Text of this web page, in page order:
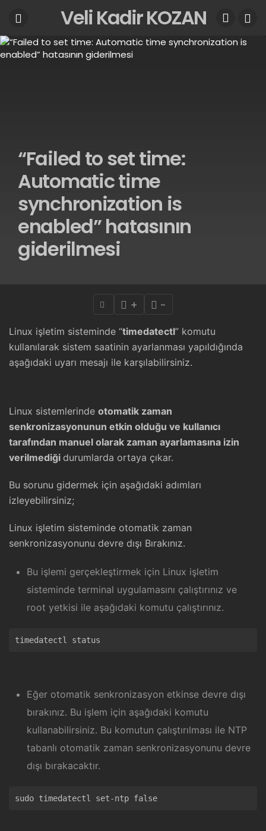
Veli Kadir KOZAN
“Failed to set time:
Automatic time
synchronization is
enabled” hatasının
giderilmesi
+ -
Linux işletim sisteminde “timedatectl” komutu
kullanılarak sistem saatinin ayarlanması yapıldığında
aşağıdaki uyarı mesajı ile karşılabilirsiniz.
Linux sistemlerinde otomatik zaman
senkronizasyonunun etkin olduğu ve kullanıcı
tarafından manuel olarak zaman ayarlamasına izin
verilmediği durumlarda ortaya çıkar.
Bu sorunu gidermek için aşağıdaki adımları
izleyebilirsiniz;
Linux işletim sisteminde otomatik zaman
senkronizasyonunu devre dışı Bırakınız.
Bu işlemi gerçekleştirmek için Linux işletim
sisteminde terminal uygulamasını çalıştırınız ve
root yetkisi ile aşağıdaki komutu çalıştırınız.
Eğer otomatik senkronizasyon etkinse devre dışı
bırakınız. Bu işlem için aşağıdaki komutu
kullanabilirsiniz. Bu komutun çalıştırılması ile NTP
tabanlı otomatik zaman senkronizasyonunu devre
dışı bırakacaktır.